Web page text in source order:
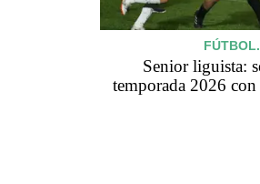
FÚTBOL.
Senior liguista:
temporada 2026